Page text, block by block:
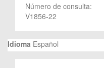
Número de consulta:
V1856-22
Idioma Español